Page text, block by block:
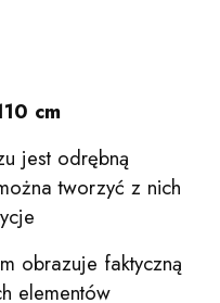
cm
jest odrębną
tworzyć z nich
obrazuje faktyczną
elementów